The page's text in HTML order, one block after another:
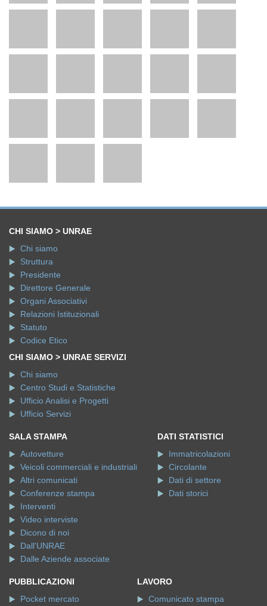
CHI SIAMO > UNRAE
Chi siamo
Struttura
Presidente
Direttore Generale
Organi Associativi
Relazioni Istituzionali
Statuto
Codice Etico
CHI SIAMO > UNRAE SERVIZI
Chi siamo
Centro Studi e Statistiche
Ufficio Analisi e Progetti
Ufficio Servizi
SALA STAMPA
Autovetture
Veicoli commerciali e industriali
Altri comunicati
Conferenze stampa
Interventi
Video interviste
Dicono di noi
Dall'UNRAE
Dalle Aziende associate
DATI STATISTICI
Immatricolazioni
Circolante
Dati di settore
Dati storici
PUBBLICAZIONI
Pocket mercato
LAVORO
Comunicato stampa